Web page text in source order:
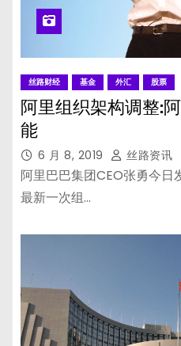
丝路财经 基金 外汇 股票
阿里组织架构调整:
能
6 月 8, 2019 丝路资讯
阿里巴巴集团CEO张勇今
最新一次组…